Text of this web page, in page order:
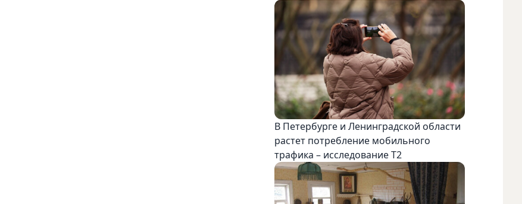
В Петербурге и Ленинградской области
растет потребление мобильного
трафика – исследование T2